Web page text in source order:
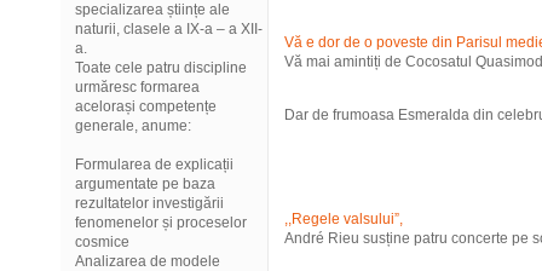
specializarea științe ale
naturii, clasele a IX-a – a XII-
a.
Toate cele patru discipline
urmăresc formarea
acelorași competențe
generale, anume:
Formularea de explicații
argumentate pe baza
rezultatelor investigării
fenomenelor și proceselor
cosmice
Analizarea de modele
Vă e dor de o poveste din Parisul
Vă mai amintiți de Cocosatul
Dar de frumoasa Esmeralda din
,,Regele valsului”,
André Rieu susține patru concerte pe